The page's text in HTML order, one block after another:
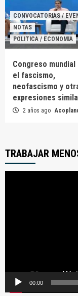
CONVOCATORIAS /
NOTAS
POLITICA / ECONOMIA
Congreso
el fascismo,
neofascismo y
expresiones
2 años ago
TRABAJAR
00:00